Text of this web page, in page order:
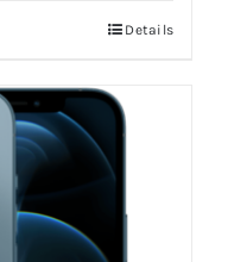
Details